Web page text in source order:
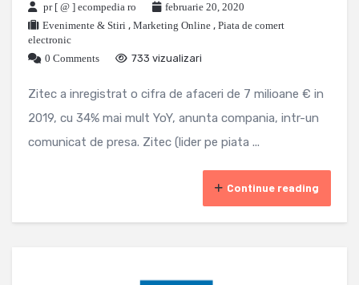
pr [ @ ] ecompedia ro
februarie 20, 2020
Evenimente & Stiri , Marketing Online , Piata de comert
electronic
0 Comments
733 vizualizari
Zitec a inregistrat o cifra de afaceri de 7 milioane € in
2019, cu 34% mai mult YoY, anunta compania, intr-un
comunicat de presa. Zitec (lider pe piata ...
Continue reading